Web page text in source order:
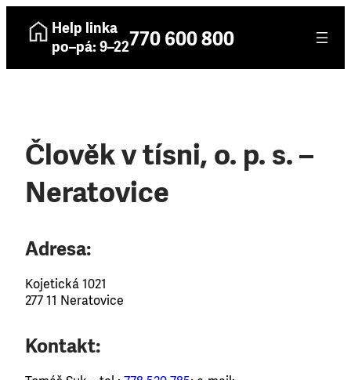
Help linka
po–pá: 9–22770 600 800
Člověk v tísni, o. p. s. –
Neratovice
Adresa:
Kojetická 1021
277 11 Neratovice
Kontakt: